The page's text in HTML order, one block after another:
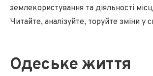
землекористування та діяльності
Читайте, аналізуйте, торуйте зміни у
Одеське життя